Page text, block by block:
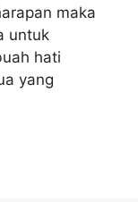
maka
untuk
hati
yang